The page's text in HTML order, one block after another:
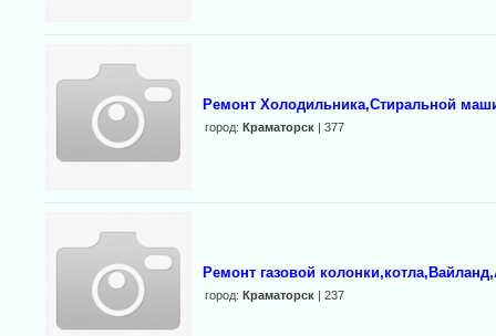
Ремонт Холодильника,Стиральной
город: Краматорск| 377
Ремонт газовой
город: Краматорск| 237